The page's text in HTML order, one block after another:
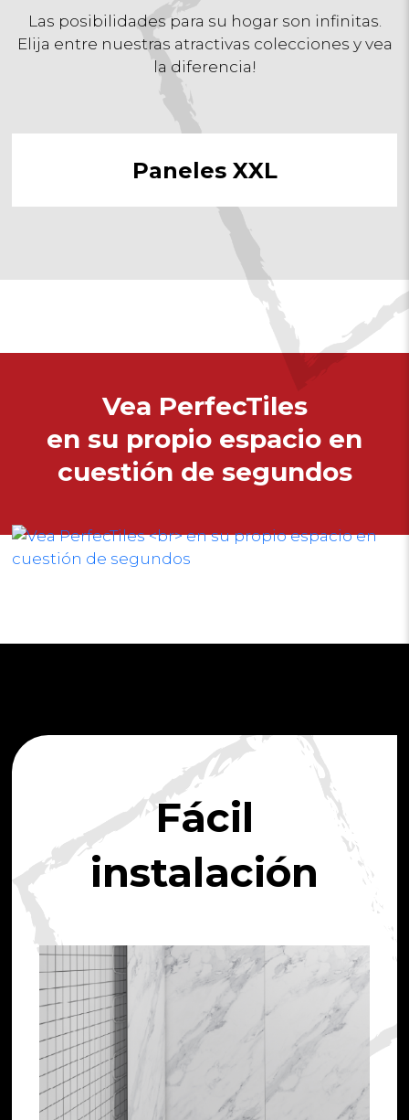
Las posibilidades para su hogar son infinitas.
Elija entre nuestras atractivas colecciones y vea
la diferencia!
Paneles XXL
Vea PerfecTiles
en su propio espacio en
cuestión de segundos
Fácil
instalación